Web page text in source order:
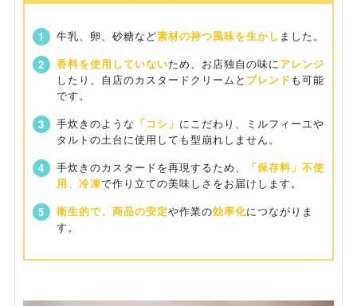
牛乳、卵、砂糖など素材の持つ風味を生かし ました。
香料を使用していないため、お店独自の味にアレンジ
したり、自店のカスタードクリームと ブレンド も可能
です。
手炊きのような 「コシ」 にこだわり、ミルフィーユや
タルトの土台に使用しても型崩れしません。
手炊きのカスタードを再現するため、
「保存料」不使
用、冷凍で作り立ての美味しさをお届けします。
衛生的で、商品の安定や作業の効率化につながりま
す。